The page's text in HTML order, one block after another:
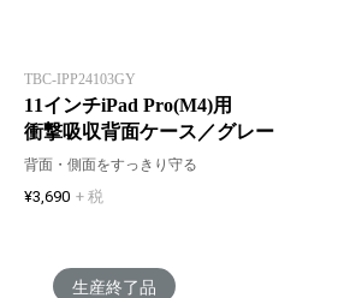
TBC-IPP24103GY
11インチiPad Pro(M4)用
衝撃吸収背面ケース／グレー
背面・側面をすっきり守る
¥3,690 + 税
生産終了品